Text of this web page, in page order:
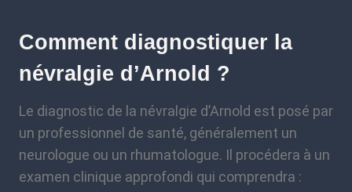
Comment diagnostiquer la
névralgie d’Arnold ?
Le diagnostic de la névralgie d’Arnold est posé par
un professionnel de santé, généralement un
neurologue ou un rhumatologue. Il procédera à un
examen clinique approfondi qui comprendra :